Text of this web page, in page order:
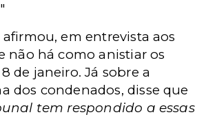
"
em entrevista aos
não há como anistiar os
de janeiro.Já sobre a
dos condenados, disse que
tem respondido a essas